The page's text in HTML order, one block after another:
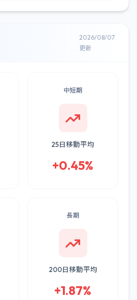
2026/08/07
更新
中短期
25日移動平均
+0.45%
長期
200日移動平均
+1.87%